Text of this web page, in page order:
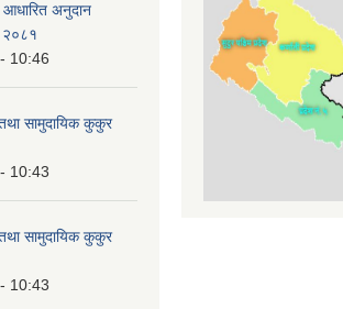
आधारित अनुदान
२०८१
10:46
सामुदायिक कुकुर
10:43
सामुदायिक कुकुर
10:43